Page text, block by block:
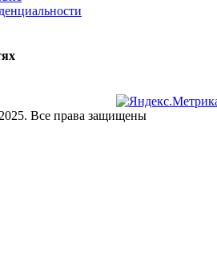
Все права защищены